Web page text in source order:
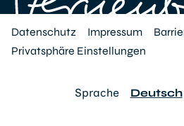
Datenschutz Impressum
Privatsphäre Einstellungen
Sprache Deutsch